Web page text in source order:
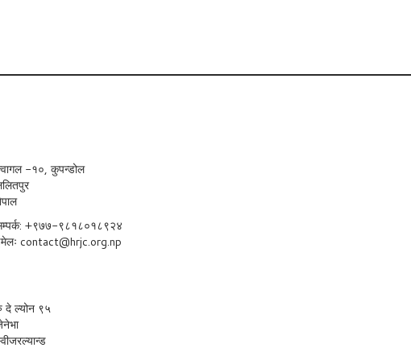
-१०, कुपन्डोल
+९७७-९८१८०१८९२४
contact@hrjc.org.np
दे ल्योन ९५